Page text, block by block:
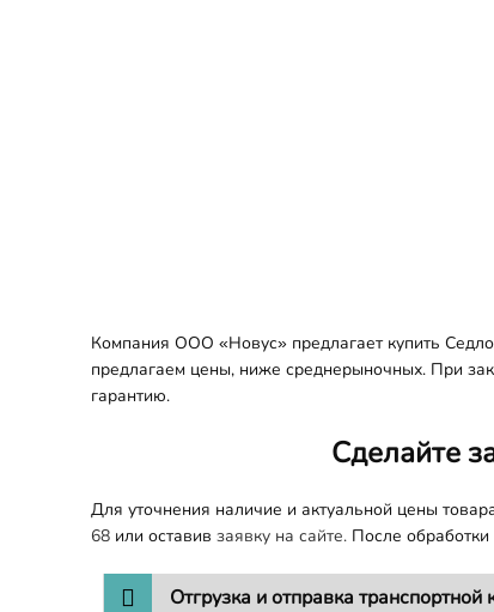
Компания ООО «Новус» предлагает купить
предлагаем цены, ниже среднерыночных. При
гарантию.
Сделайте
Для уточнения наличие и актуальной цены
68 или оставив заявку на сайте. После
Отгрузка и отправка